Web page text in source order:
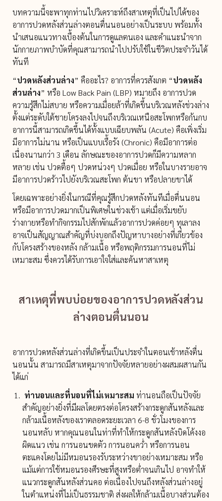
บทความนี้จะพาทุกท่านไปวิเคราะห์ถึงสาเหตุที่เป็นไปได้ของ
อาการปวดหลังส่วนล่างตอนตื่นนอนอย่างเป็นระบบ พร้อมทั้ง
นำเสนอแนวทางเบื้องต้นในการดูแลตนเอง และคำแนะนำจาก
นักกายภาพบำบัดที่คุณสามารถนำไปปรับใช้ในชีวิตประจำวันได้
ทันที
“ปวดหลังส่วนล่าง” คืออะไร? อาการที่ควรสังเกต “ปวดหลัง
ส่วนล่าง” หรือ Low Back Pain (LBP) หมายถึง อาการปวด
ความรู้สึกไม่สบาย หรือความเมื่อยล้าที่เกิดขึ้นบริเวณหลังช่วงล่าง
ตั้งแต่ระดับใต้ชายโครงลงไปจนถึงบริเวณเหนือสะโพกหรือก้นกบ
อาการนี้สามารถเกิดขึ้นได้ทั้งแบบเฉียบพลัน (Acute) คือเพิ่งเริ่ม
มีอาการไม่นาน หรือเป็นแบบเรื้อรัง (Chronic) คือมีอาการต่อ
เนื่องนานกว่า 3 เดือน ลักษณะของอาการปวดก็มีความหลาก
หลาย เช่น ปวดตื้อๆ ปวดหน่วงๆ ปวดเมื่อย หรือในบางรายอาจ
มีอาการปวดร้าวไปยังบริเวณสะโพก ต้นขา หรือปลายขาได้
โดยเฉพาะอย่างยิ่งในกรณีที่คุณรู้สึกปวดหลังทันทีเมื่อตื่นนอน
หรือมีอาการปวดมากเป็นพิเศษในช่วงเช้า แต่เมื่อเริ่มขยับ
ร่างกายหรือทำกิจกรรมไปสักพักแล้วอาการปวดค่อยๆ ทุเลาลง
อาจเป็นสัญญาณสำคัญที่บ่งบอกถึงปัญหาบางอย่างที่เกี่ยวข้อง
กับโครงสร้างของหลัง กล้ามเนื้อ หรือพฤติกรรมการนอนที่ไม่
เหมาะสม ซึ่งควรได้รับการเอาใจใส่และค้นหาสาเหตุ
สาเหตุที่พบบ่อยของอาการปวดหลังส่วน
ล่างตอนตื่นนอน
อาการปวดหลังส่วนล่างที่เกิดขึ้นเป็นประจำในตอนเช้าหลังตื่น
นอนนั้น สามารถมีสาเหตุมาจากปัจจัยหลายอย่างผสมผสานกัน
ได้แก่
ท่านอนและที่นอนที่ไม่เหมาะสม ท่านอนถือเป็นปัจจัย
สำคัญอย่างยิ่งที่มีผลโดยตรงต่อโครงสร้างกระดูกสันหลังและ
กล้ามเนื้อหลังของเราตลอดระยะเวลา 6-8 ชั่วโมงของการ
นอนหลับ หากคุณนอนในท่าที่ทำให้กระดูกสันหลังบิดโค้งงอ
ผิดแนว เช่น การนอนขดตัว การนอนคว่ำ หรือการนอน
ตะแคงโดยไม่มีหมอนรองรับระหว่างขาอย่างเหมาะสม หรือ
แม้แต่การใช้หมอนรองศีรษะที่สูงหรือต่ำจนเกินไป อาจทำให้
แนวกระดูกสันหลังส่วนคอ ต่อเนื่องไปจนถึงหลังส่วนล่างอยู่
ในตำแหน่งที่ไม่เป็นธรรมชาติ ส่งผลให้กล้ามเนื้อบางส่วนต้อง